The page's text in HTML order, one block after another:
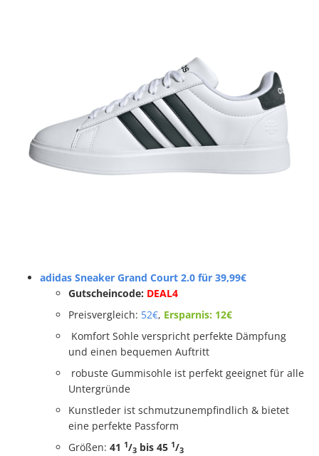
adidas Sneaker Grand Court 2.0 für 39,99€
Gutscheincode: DEAL4
Preisvergleich: 52€, Ersparnis: 12€
Komfort Sohle verspricht perfekte Dämpfung
und einen bequemen Auftritt
robuste Gummisohle ist perfekt geeignet für alle
Untergründe
Kunstleder ist schmutzunempfindlich & bietet
eine perfekte Passform
Größen: 41 1/3 bis 45 1/3